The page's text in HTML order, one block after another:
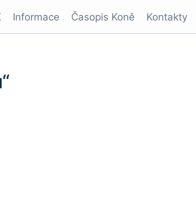
Informace Časopis Koně Kontakty